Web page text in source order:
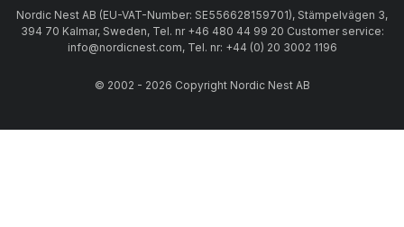
Nordic Nest AB (EU-VAT-Number: SE556628159701), Stämpelvägen 3,
394 70 Kalmar, Sweden, Tel. nr +46 480 44 99 20 Customer service:
info@nordicnest.com, Tel. nr: +44 (0) 20 3002 1196
© 2002 - 2026 Copyright Nordic Nest AB